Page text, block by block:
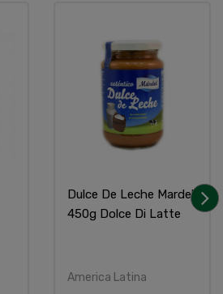
Dulce De Leche Mardel
450g Dolce Di Latte
America Latina